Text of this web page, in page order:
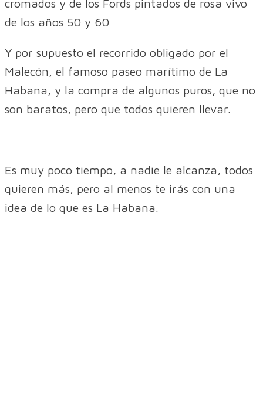
cromados y de los Fords pintados de rosa vivo
de los años 50 y 60
Y por supuesto el recorrido obligado por el
Malecón, el famoso paseo marítimo de La
Habana, y la compra de algunos puros, que no
son baratos, pero que todos quieren llevar.
Es muy poco tiempo, a nadie le alcanza, todos
quieren más, pero al menos te irás con una
idea de lo que es La Habana.